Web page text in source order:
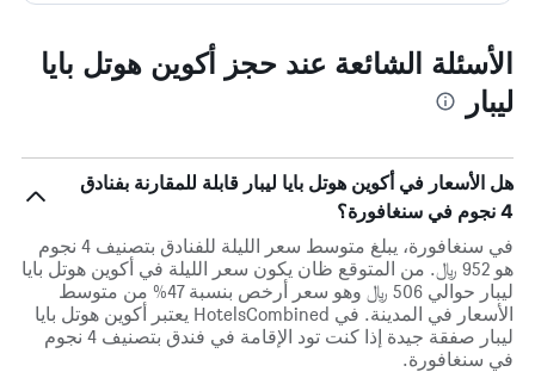
الأسئلة الشائعة عند حجز أكوين هوتل بايا
ليبار
هل الأسعار في أكوين هوتل بايا ليبار قابلة للمقارنة بفنادق
4 نجوم في سنغافورة؟
في سنغافورة، يبلغ متوسط ​​سعر الليلة للفنادق بتصنيف 4 نجوم
هو 952 ﷼. من المتوقع ظان يكون سعر الليلة في أكوين هوتل بايا
ليبار حوالي 506 ﷼ وهو سعر أرخص بنسبة 47% من متوسط
الأسعار في المدينة. في HotelsCombined يعتبر أكوين هوتل بايا
ليبار صفقة جيدة إذا كنت تود الإقامة في فندق بتصنيف 4 نجوم
في سنغافورة.